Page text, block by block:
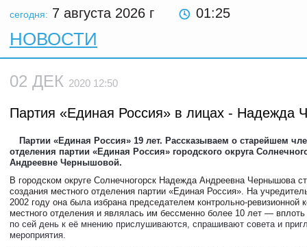
сегодня: 7 августа 2026 г 01:25
НОВОСТИ
02 ДЕК 2020 12:50
Партия «Единая Россия» в лицах - Надежда
Партии «Единая Россия» 19 лет. Рассказываем о старейшем
отделения партии «Единая Россия» городского округа
Андреевне Чернышовой.
В городском округе Солнечногорск Надежда Андреевна Чернышова
создания местного отделения партии «Единая Россия». На
2002 году она была избрана председателем контрольно-ревизионной
местного отделения и являлась им бессменно более 10 лет —
по сей день к её мнению прислушиваются, спрашивают совета и
мероприятия.